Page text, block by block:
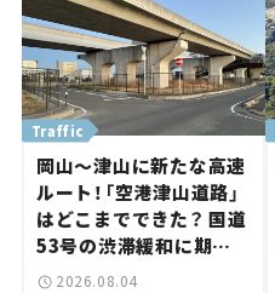
Traffic
岡山～津山に新たな高速
ルート！「空港津山道路」
はどこまでできた？ 国道
53号の渋滞緩和に期待。
岡山市側でも動きが【い
2026.08.04